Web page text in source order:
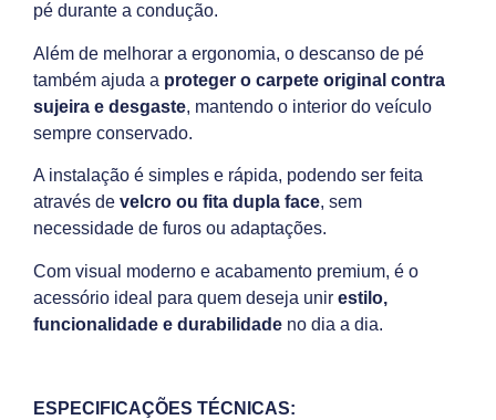
pé durante a condução.
Além de melhorar a ergonomia, o descanso de pé
também ajuda a proteger o carpete original contra
sujeira e desgaste, mantendo o interior do veículo
sempre conservado.
A instalação é simples e rápida, podendo ser feita
através de velcro ou fita dupla face, sem
necessidade de furos ou adaptações.
Com visual moderno e acabamento premium, é o
acessório ideal para quem deseja unir estilo,
funcionalidade e durabilidade no dia a dia.
ESPECIFICAÇÕES TÉCNICAS: